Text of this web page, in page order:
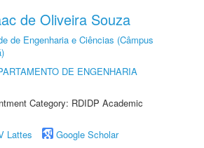
de Oliveira Souza
de Engenharia e Ciências (Câmpus
DE ENGENHARIA
Category: RDIDP Academic
Lattes
Google Scholar